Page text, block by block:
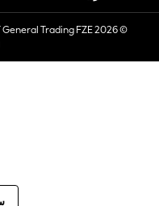
Sets & Outfits
Linen Collection